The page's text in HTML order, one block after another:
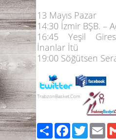
13 Mayıs Pazar
14:30 İzmir BŞB. –
16:45 Yeşil
İnanlar İtü
19:00 Söğütsen
TrabzonBasket.Com
PaylaşFacebook
Twitter